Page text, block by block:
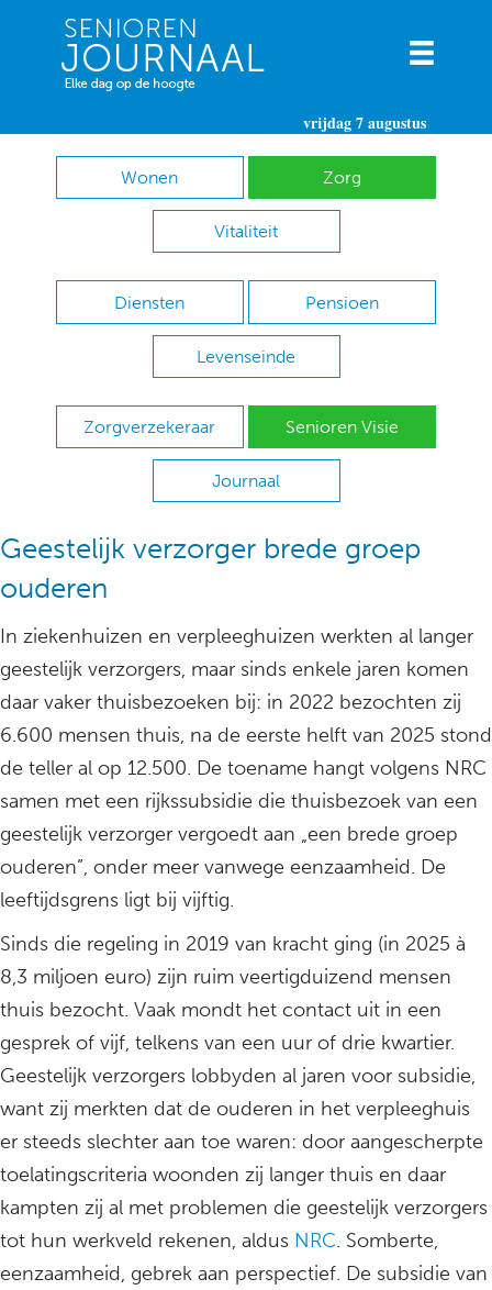
vrijdag 7 augustus
Wonen Zorg
Vitaliteit
Diensten Pensioen
Levenseinde
Zorgverzekeraar Senioren Visie
Journaal
Geestelijk verzorger brede groep
ouderen
In ziekenhuizen en verpleeghuizen werkten al langer
geestelijk verzorgers, maar sinds enkele jaren komen
daar vaker thuisbezoeken bij: in 2022 bezochten zij
6.600 mensen thuis, na de eerste helft van 2025 stond
de teller al op 12.500. De toename hangt volgens NRC
samen met een rijkssubsidie die thuisbezoek van een
geestelijk verzorger vergoedt aan „een brede groep
ouderen”, onder meer vanwege eenzaamheid. De
leeftijdsgrens ligt bij vijftig.
Sinds die regeling in 2019 van kracht ging (in 2025 à
8,3 miljoen euro) zijn ruim veertigduizend mensen
thuis bezocht. Vaak mondt het contact uit in een
gesprek of vijf, telkens van een uur of drie kwartier.
Geestelijk verzorgers lobbyden al jaren voor subsidie,
want zij merkten dat de ouderen in het verpleeghuis
er steeds slechter aan toe waren: door aangescherpte
toelatingscriteria woonden zij langer thuis en daar
kampten zij al met problemen die geestelijk verzorgers
tot hun werkveld rekenen, aldus NRC. Somberte,
eenzaamheid, gebrek aan perspectief. De subsidie van